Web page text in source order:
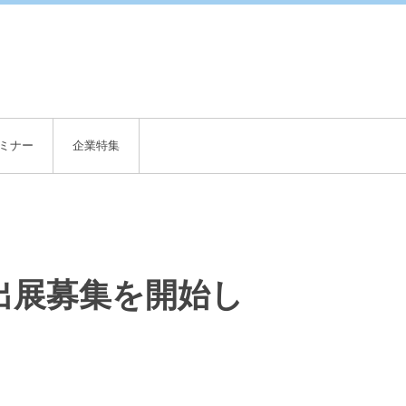
ナー 企業特集
募集を開始し